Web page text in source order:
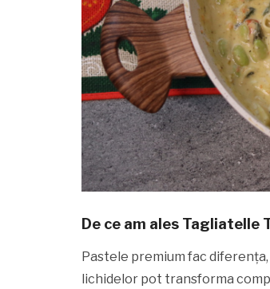
De ce am ales Tagliatelle
Pastele premium fac
lichidelor pot transforma